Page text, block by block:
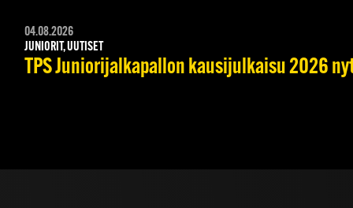
04.08.2026
JUNIORIT, UUTISET
TPS Juniorijalkapallon kausijulkaisu 2026